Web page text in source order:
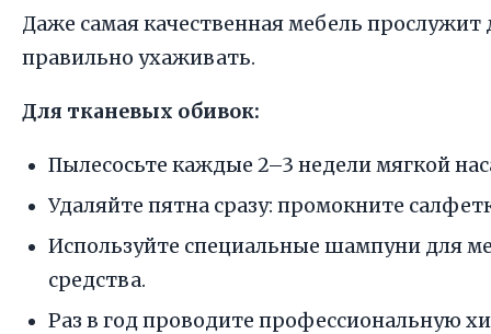
Даже самая качественная мебель прослужит
правильно ухаживать.
Для тканевых обивок:
Пылесосьте каждые 2–3 недели мягкой
Удаляйте пятна сразу: промокните
Используйте специальные шампуни для
средства.
Раз в год проводите профессиональную